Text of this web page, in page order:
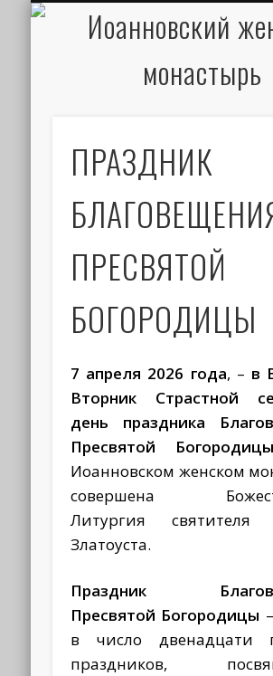
ПРАЗДНИК
ПРЕСВЯТОЙ
БОГОРОДИЦЫ
7 апреля 2026 года, – в
Вторник Страстной
день праздника
Пресвятой Богородицы
Иоанновском женском
совершена
Литургия святителя
Златоуста.
Праздник
Пресвятой Богородицы
в число двенадцати
праздников,